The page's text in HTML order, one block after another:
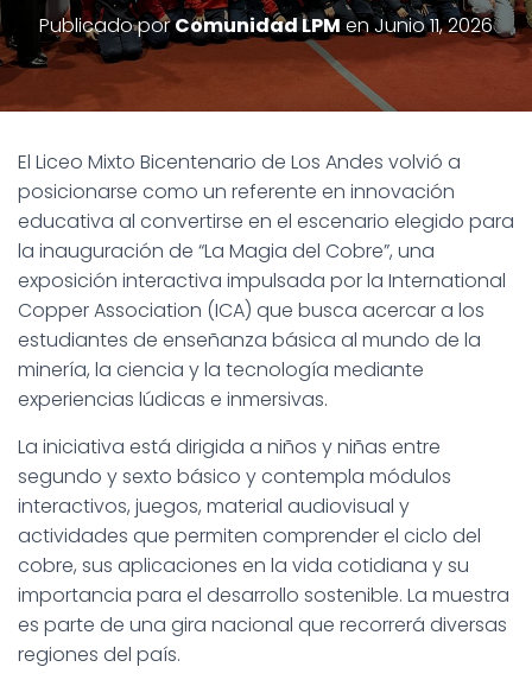
Publicado porComunidad LPMenJunio 11, 2026
El Liceo Mixto Bicentenario de Los Andes volvió a
posicionarse como un referente en innovación
educativa al convertirse en el escenario elegido para
la inauguración de “La Magia del Cobre”, una
exposición interactiva impulsada por la International
Copper Association (ICA) que busca acercar a los
estudiantes de enseñanza básica al mundo de la
minería, la ciencia y la tecnología mediante
experiencias lúdicas e inmersivas.
La iniciativa está dirigida a niños y niñas entre
segundo y sexto básico y contempla módulos
interactivos, juegos, material audiovisual y
actividades que permiten comprender el ciclo del
cobre, sus aplicaciones en la vida cotidiana y su
importancia para el desarrollo sostenible. La muestra
es parte de una gira nacional que recorrerá diversas
regiones del país.